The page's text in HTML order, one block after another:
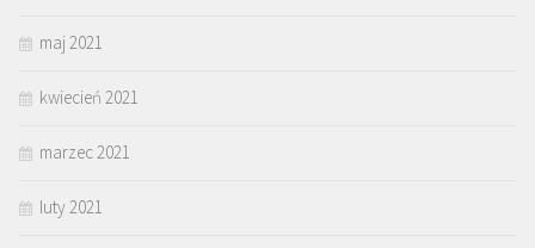
maj 2021
kwiecień 2021
marzec 2021
luty 2021